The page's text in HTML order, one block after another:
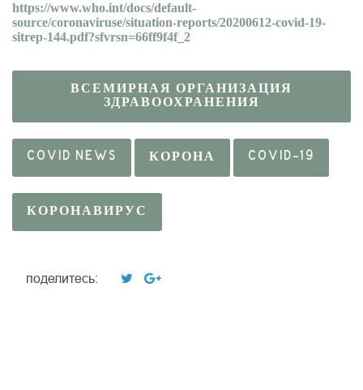
https://www.who.int/docs/default-
source/coronaviruse/situation-reports/20200612-covid-19-
sitrep-144.pdf?sfvrsn=66ff9f4f_2
ВСЕМИРНАЯ ОРГАНИЗАЦИЯ
ЗДРАВООХРАНЕНИЯ
COVID NEWS КОРОНА COVID-19
КОРОНАВИРУС
поделитесь: